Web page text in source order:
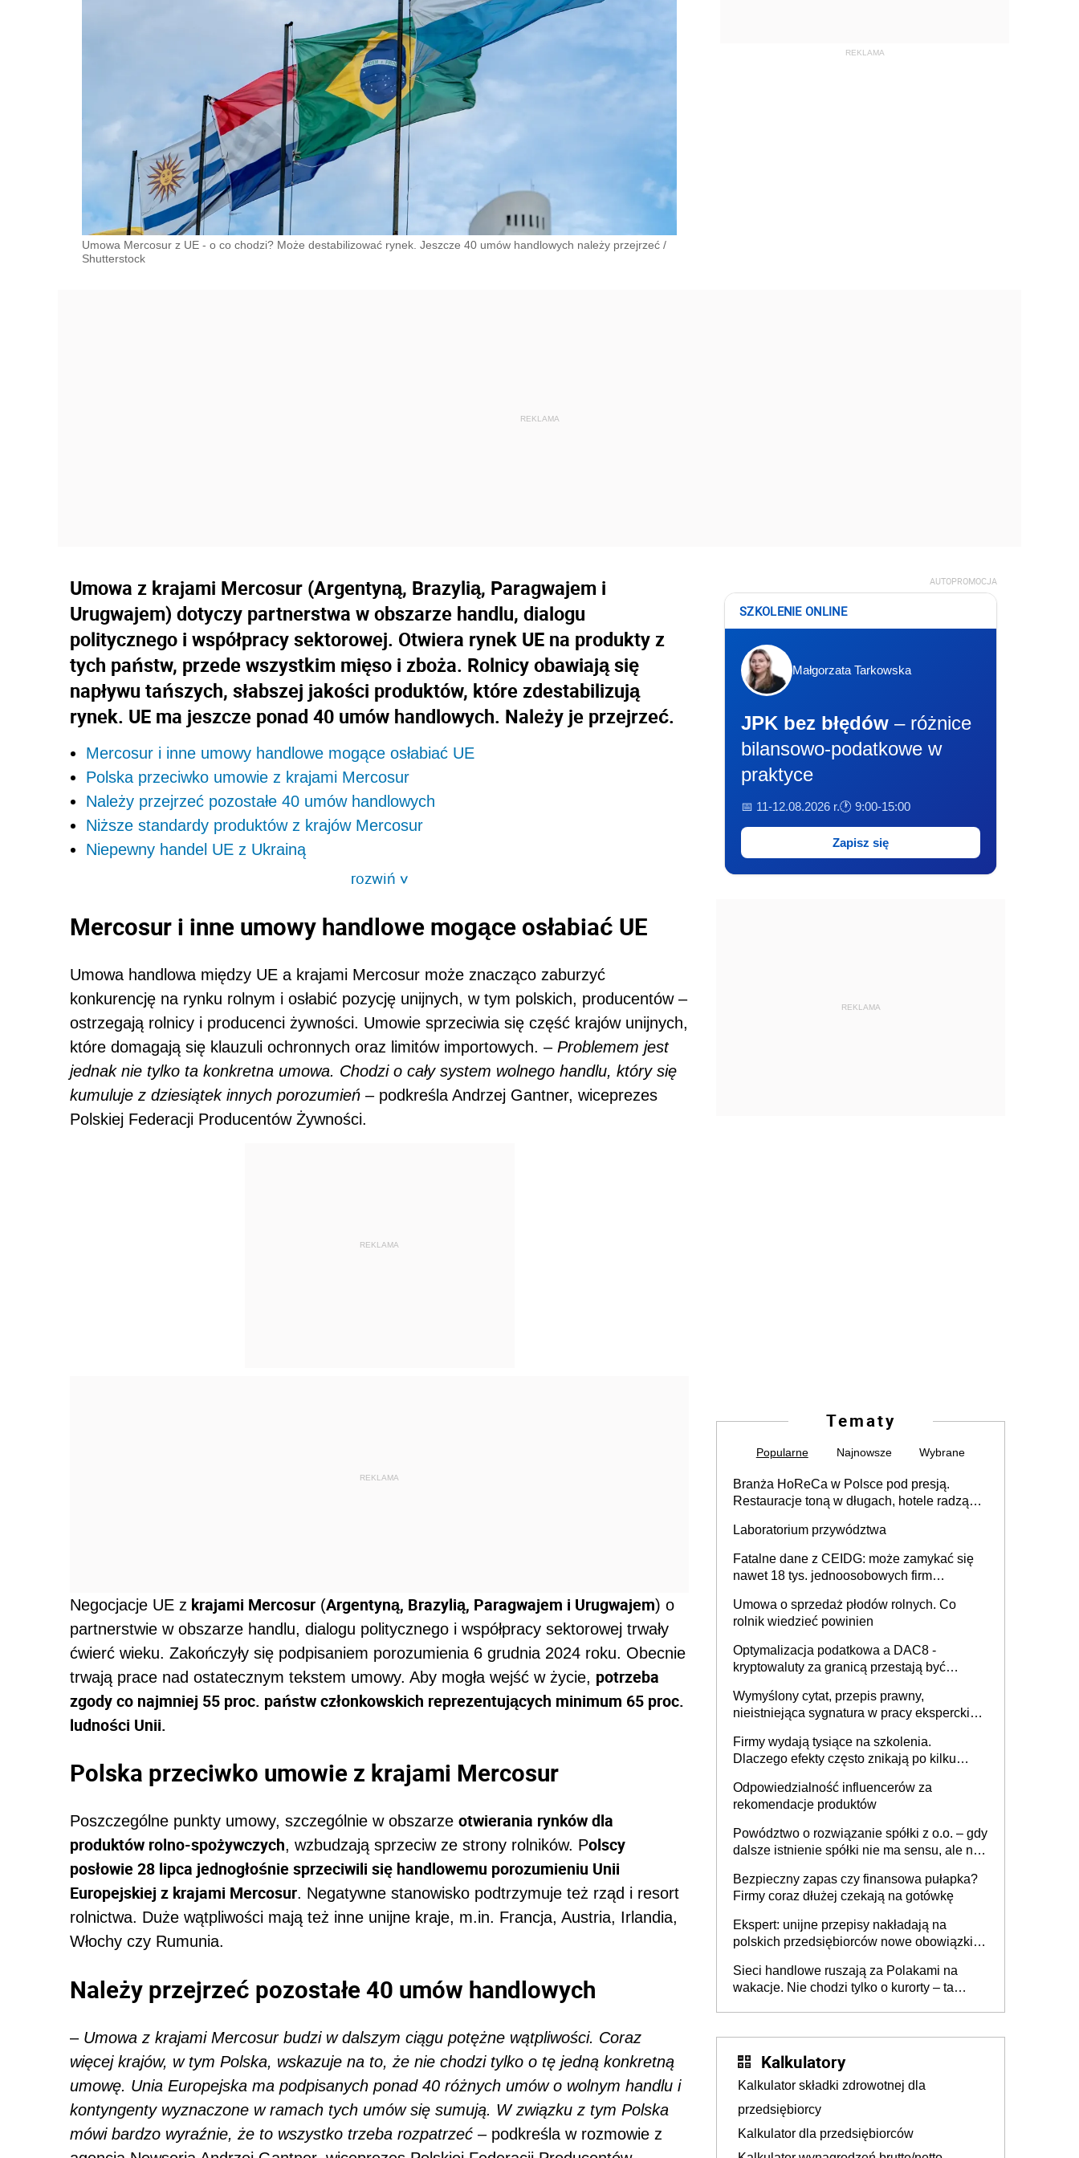
Umowa Mercosur z UE - o co chodzi? Może destabilizować rynek. Jeszcze 40 umów handlowych należy przejrzeć /
Shutterstock
Umowa z krajami Mercosur (Argentyną, Brazylią, Paragwajem i
Urugwajem) dotyczy partnerstwa w obszarze handlu, dialogu
politycznego i współpracy sektorowej. Otwiera rynek UE na produkty z
tych państw, przede wszystkim mięso i zboża. Rolnicy obawiają się
napływu tańszych, słabszej jakości produktów, które zdestabilizują
rynek. UE ma jeszcze ponad 40 umów handlowych. Należy je przejrzeć.
Mercosur i inne umowy handlowe mogące osłabiać UE
Polska przeciwko umowie z krajami Mercosur
Należy przejrzeć pozostałe 40 umów handlowych
Niższe standardy produktów z krajów Mercosur
Niepewny handel UE z Ukrainą
rozwiń>
Mercosur i inne umowy handlowe mogące osłabiać UE
Umowa handlowa między UE a krajami Mercosur może znacząco zaburzyć
konkurencję na rynku rolnym i osłabić pozycję unijnych, w tym polskich, producentów –
ostrzegają rolnicy i producenci żywności. Umowie sprzeciwia się część krajów unijnych,
które domagają się klauzuli ochronnych oraz limitów importowych. – Problemem jest
jednak nie tylko ta konkretna umowa. Chodzi o cały system wolnego handlu, który się
kumuluje z dziesiątek innych porozumień – podkreśla Andrzej Gantner, wiceprezes
Polskiej Federacji Producentów Żywności.
REKLAMA
REKLAMA
Negocjacje UE z krajami Mercosur (Argentyną, Brazylią, Paragwajem i Urugwajem) o
partnerstwie w obszarze handlu, dialogu politycznego i współpracy sektorowej trwały
ćwierć wieku. Zakończyły się podpisaniem porozumienia 6 grudnia 2024 roku. Obecnie
trwają prace nad ostatecznym tekstem umowy. Aby mogła wejść w życie, potrzeba
zgody co najmniej 55 proc. państw członkowskich reprezentujących minimum 65 proc.
ludności Unii.
Polska przeciwko umowie z krajami Mercosur
Poszczególne punkty umowy, szczególnie w obszarze otwierania rynków dla
produktów rolno-spożywczych, wzbudzają sprzeciw ze strony rolników. Polscy
posłowie 28 lipca jednogłośnie sprzeciwili się handlowemu porozumieniu Unii
Europejskiej z krajami Mercosur. Negatywne stanowisko podtrzymuje też rząd i resort
rolnictwa. Duże wątpliwości mają też inne unijne kraje, m.in. Francja, Austria, Irlandia,
Włochy czy Rumunia.
Należy przejrzeć pozostałe 40 umów handlowych
– Umowa z krajami Mercosur budzi w dalszym ciągu potężne wątpliwości. Coraz
więcej krajów, w tym Polska, wskazuje na to, że nie chodzi tylko o tę jedną konkretną
umowę. Unia Europejska ma podpisanych ponad 40 różnych umów o wolnym handlu i
kontyngenty wyznaczone w ramach tych umów się sumują. W związku z tym Polska
mówi bardzo wyraźnie, że to wszystko trzeba rozpatrzeć – podkreśla w rozmowie z
AUTOPROMOCJA
SZKOLENIE ONLINE
Małgorzata Tarkowska
JPK bez błędów – różnice
bilansowo-podatkowe w
praktyce
📅 11-12.08.2026 r.🕐 9:00-15:00
Zapisz się
REKLAMA
Tematy
Popularne Najnowsze Wybrane
Branża HoReCa w Polsce pod presją.
Restauracje toną w długach, hotele radzą
Laboratorium przywództwa
Fatalne dane z CEIDG: może zamykać się
nawet 18 tys. jednoosobowych firm
Umowa o sprzedaż płodów rolnych. Co
rolnik wiedzieć powinien
Optymalizacja podatkowa a DAC8 -
kryptowaluty za granicą przestają być
Wymyślony cytat, przepis prawny,
nieistniejąca sygnatura w pracy eksperckiej -
firmie
Firmy wydają tysiące na szkolenia.
Dlaczego efekty często znikają po kilku
Odpowiedzialność influencerów za
rekomendacje produktów
Powództwo o rozwiązanie spółki z o.o. – gdy
dalsze istnienie spółki nie ma sensu, ale nie
Bezpieczny zapas czy finansowa pułapka?
Firmy coraz dłużej czekają na gotówkę
Ekspert: unijne przepisy nakładają na
polskich przedsiębiorców nowe obowiązki w
Sieci handlowe ruszają za Polakami na
wakacje. Nie chodzi tylko o kurorty – ta
Kalkulatory
Kalkulator składki zdrowotnej dla
przedsiębiorcy
Kalkulator dla przedsiębiorców